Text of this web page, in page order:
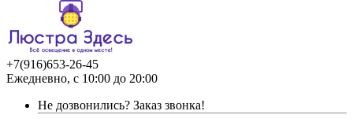
+7(916)653-26-45
Ежедневно, с 10:00 до 20:00
Не дозвонились? Заказ звонка!